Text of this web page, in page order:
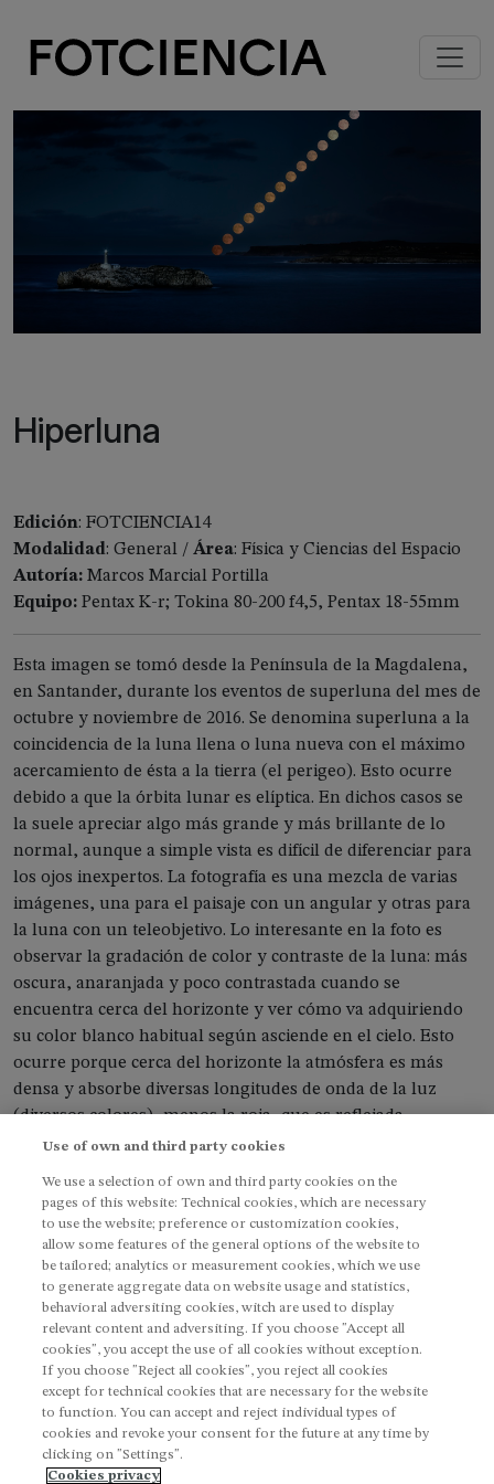
Hiperluna
Edición: FOTCIENCIA14
Modalidad: General / Área: Física y Ciencias del Espacio
Autoría: Marcos Marcial Portilla
Equipo: Pentax K-r; Tokina 80-200 f4,5, Pentax 18-55mm
Esta imagen se tomó desde la Península de la Magdalena,
en Santander, durante los eventos de superluna del mes de
octubre y noviembre de 2016. Se denomina superluna a la
coincidencia de la luna llena o luna nueva con el máximo
acercamiento de ésta a la tierra (el perigeo). Esto ocurre
debido a que la órbita lunar es elíptica. En dichos casos se
la suele apreciar algo más grande y más brillante de lo
normal, aunque a simple vista es difícil de diferenciar para
los ojos inexpertos. La fotografía es una mezcla de varias
imágenes, una para el paisaje con un angular y otras para
la luna con un teleobjetivo. Lo interesante en la foto es
observar la gradación de color y contraste de la luna: más
oscura, anaranjada y poco contrastada cuando se
encuentra cerca del horizonte y ver cómo va adquiriendo
su color blanco habitual según asciende en el cielo. Esto
ocurre porque cerca del horizonte la atmósfera es más
densa y absorbe diversas longitudes de onda de la luz
(diversos colores), menos la roja, que es reflejada.
Contacto
fotciencia@fecyt.es
fotciencia@csic.es
Escúchanos
ImagenImagenImagen
Imagen
Use of own and third party cookies
We use a selection of own and third party cookies on the
pages of this website: Technical cookies, which are necessary
to use the website; preference or customization cookies,
allow some features of the general options of the website to
be tailored; analytics or measurement cookies, which we use
to generate aggregate data on website usage and statistics,
behavioral adversiting cookies, witch are used to display
relevant content and adversiting. If you choose "Accept all
cookies", you accept the use of all cookies without exception.
If you choose "Reject all cookies", you reject all cookies
except for technical cookies that are necessary for the website
to function. You can accept and reject individual types of
cookies and revoke your consent for the future at any time by
clicking on "Settings".
Cookies privacy